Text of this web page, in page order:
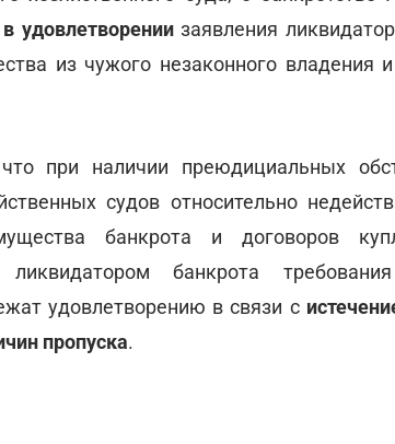
удовлетворениизаявления
из чужого незаконного владения
при наличии преюдициальных
судов относительно
банкрота и договоров
банкрота
удовлетворению в связи с
пропуска.